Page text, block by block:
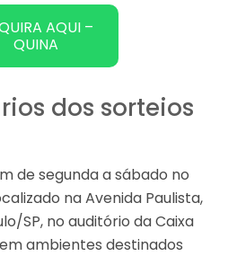
AQUI –
QUINA
dos sorteios
de segunda a sábado no
na Avenida Paulista,
SP, no auditório da Caixa
ambientes destinados